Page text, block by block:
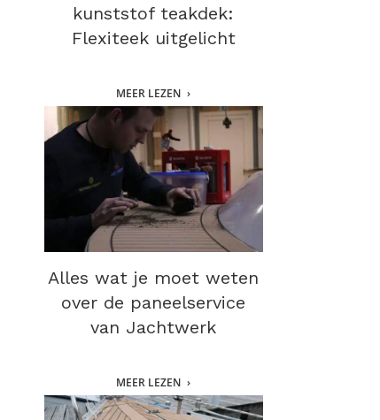
kunststof teakdek:
Flexiteek uitgelicht
MEER LEZEN
Alles wat je moet weten
over de paneelservice
van Jachtwerk
MEER LEZEN